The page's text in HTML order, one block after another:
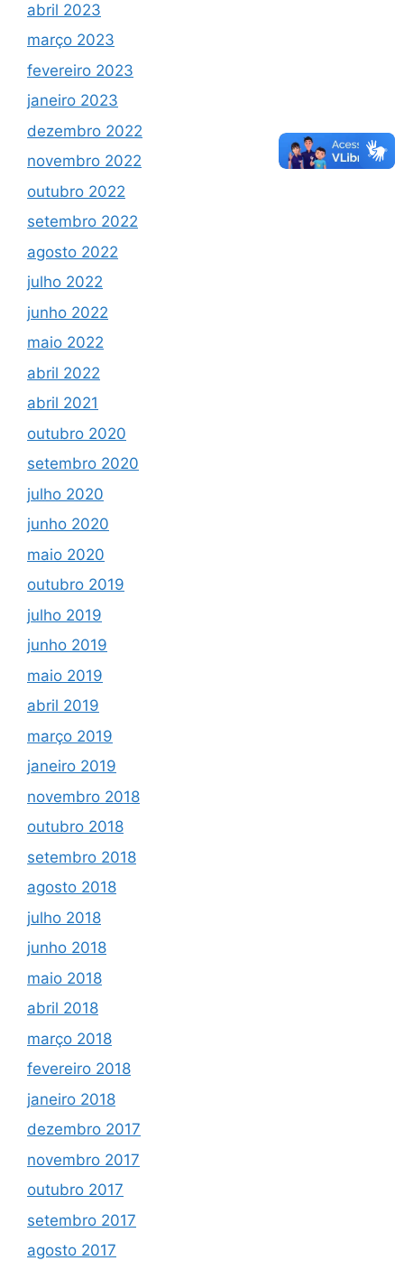
abril 2023
março 2023
fevereiro 2023
janeiro 2023
dezembro 2022
novembro 2022
outubro 2022
setembro 2022
agosto 2022
julho 2022
junho 2022
maio 2022
abril 2022
abril 2021
outubro 2020
setembro 2020
julho 2020
junho 2020
maio 2020
outubro 2019
julho 2019
junho 2019
maio 2019
abril 2019
março 2019
janeiro 2019
novembro 2018
outubro 2018
setembro 2018
agosto 2018
julho 2018
junho 2018
maio 2018
abril 2018
março 2018
fevereiro 2018
janeiro 2018
dezembro 2017
novembro 2017
outubro 2017
setembro 2017
agosto 2017